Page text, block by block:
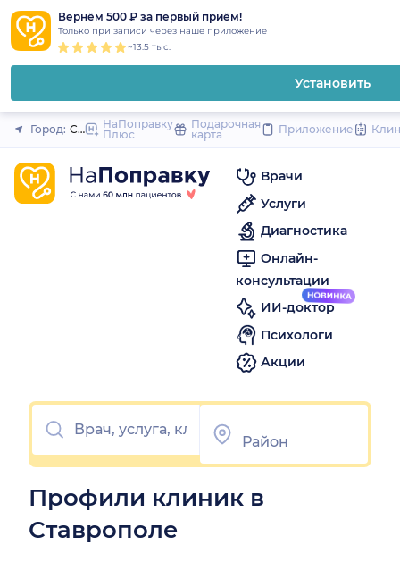
Вернём 500 ₽ за первый приём!
Только при записи через наше приложение
~13.5 тыс.
Установить
Закрыть
Город: СтавропольНаПоправку
Плюс
Подарочная
карта
Приложение
Врачи
Услуги
Диагностика
Онлайн-
консультации
ИИ-доктор
Психологи
Акции
Профили клиник в
Ставрополе